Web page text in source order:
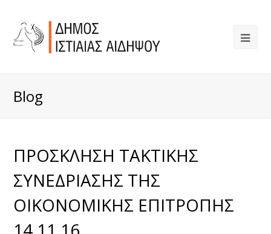
Blog
ΠΡΟΣΚΛΗΣΗ ΤΑΚΤΙΚΗΣ
ΣΥΝΕΔΡΙΑΣΗΣ ΤΗΣ
ΟΙΚΟΝΟΜΙΚΗΣ ΕΠΙΤΡΟΠΗΣ